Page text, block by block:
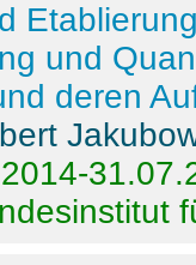
und
deren